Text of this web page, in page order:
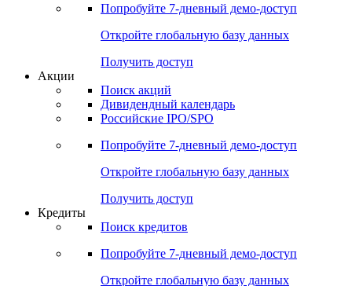
Попробуйте 7-дневный демо-доступ
Откройте глобальную базу данных
Получить доступ
Акции
Поиск акций
Дивидендный календарь
Российские IPO/SPO
Попробуйте 7-дневный демо-доступ
Откройте глобальную базу данных
Получить доступ
Кредиты
Поиск кредитов
Попробуйте 7-дневный демо-доступ
Откройте глобальную базу данных